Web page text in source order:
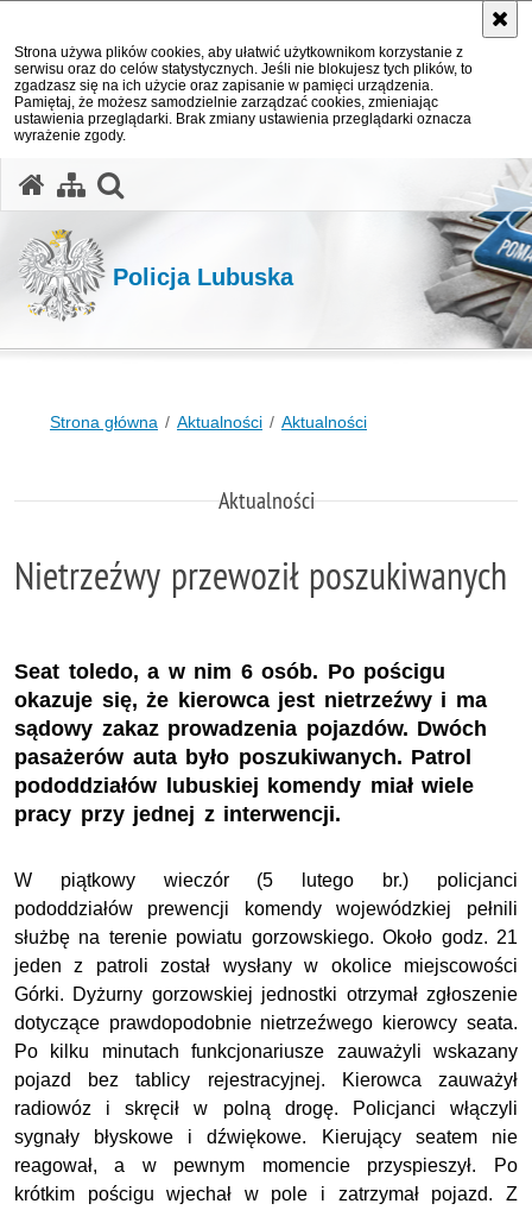
Strona używa plików cookies, aby ułatwić użytkownikom korzystanie z
serwisu oraz do celów statystycznych. Jeśli nie blokujesz tych plików, to
zgadzasz się na ich użycie oraz zapisanie w pamięci urządzenia.
Pamiętaj, że możesz samodzielnie zarządzać cookies, zmieniając
ustawienia przeglądarki. Brak zmiany ustawienia przeglądarki oznacza
wyrażenie zgody.
Policja Lubuska
Strona główna Aktualności Aktualności
Aktualności
Nietrzeźwy przewoził poszukiwanych
Seat toledo, a w nim 6 osób. Po pościgu
okazuje się, że kierowca jest nietrzeźwy i ma
sądowy zakaz prowadzenia pojazdów. Dwóch
pasażerów auta było poszukiwanych. Patrol
pododdziałów lubuskiej komendy miał wiele
pracy przy jednej z interwencji.
W piątkowy wieczór (5 lutego br.) policjanci
pododdziałów prewencji komendy wojewódzkiej pełnili
służbę na terenie powiatu gorzowskiego. Około godz. 21
jeden z patroli został wysłany w okolice miejscowości
Górki. Dyżurny gorzowskiej jednostki otrzymał zgłoszenie
dotyczące prawdopodobnie nietrzeźwego kierowcy seata.
Po kilku minutach funkcjonariusze zauważyli wskazany
pojazd bez tablicy rejestracyjnej. Kierowca zauważył
radiowóz i skręcił w polną drogę. Policjanci włączyli
sygnały błyskowe i dźwiękowe. Kierujący seatem nie
reagował, a w pewnym momencie przyspieszył. Po
krótkim pościgu wjechał w pole i zatrzymał pojazd. Z